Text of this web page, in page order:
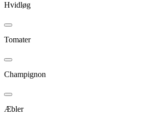
Hvidløg
Tomater
Champignon
Æbler